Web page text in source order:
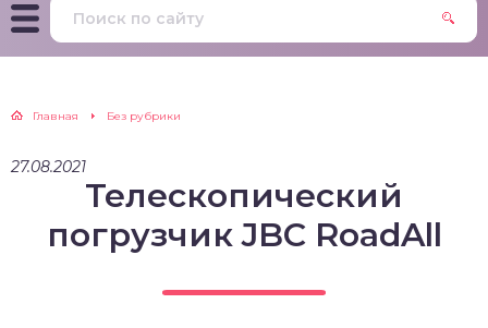
Главная Без рубрики
27.08.2021
Телескопический
погрузчик JBC RoadAll